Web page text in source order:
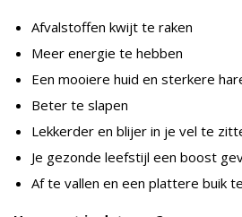
Afvalstoffen kwijt te raken
Meer energie te hebben
Een mooiere huid en sterkere
Beter te slapen
Lekkerder en blijer in je vel te
Je gezonde leefstijl een boost
Af te vallen en een plattere buik